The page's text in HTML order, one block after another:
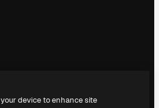
device to enhance site